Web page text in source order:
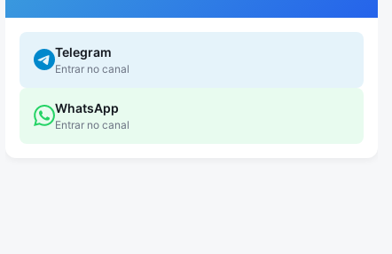
Telegram
Entrar no canal
WhatsApp
Entrar no canal